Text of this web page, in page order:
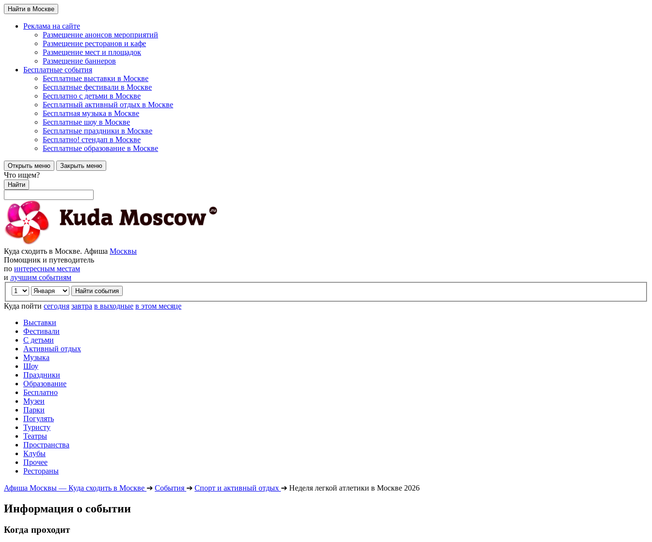
Найти в Москве
Реклама на сайте
Размещение анонсов мероприятий
Размещение ресторанов и кафе
Размещение мест и площадок
Размещение баннеров
Бесплатные события
Бесплатные выставки в Москве
Бесплатные фестивали в Москве
Бесплатно с детьми в Москве
Бесплатный активный отдых в Москве
Бесплатная музыка в Москве
Бесплатные шоу в Москве
Бесплатные праздники в Москве
Бесплатно! стендап в Москве
Бесплатные образование в Москве
Открыть меню Закрыть меню
Что ищем?
Найти
Куда сходить в Москве. Афиша Москвы
Помощник и путеводитель
по интересным местам
и лучшим событиям
Куда пойти сегодня завтра в выходные в этом месяце
Выставки
Фестивали
С детьми
Активный отдых
Музыка
Шоу
Праздники
Образование
Бесплатно
Музеи
Парки
Погулять
Туристу
Театры
Пространства
Клубы
Прочее
Рестораны
Афиша Москвы — Куда сходить в Москве ➔ События ➔ Спорт и активный отдых ➔ Неделя легкой атлетики в Москве 2026
Информация о событии
Когда проходит